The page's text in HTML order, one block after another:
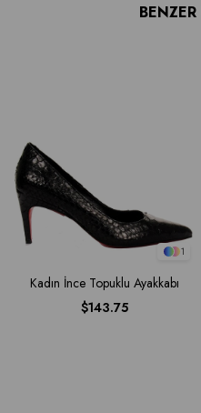
1
Kadın İnce Topuklu Ayakkabı
$143.75